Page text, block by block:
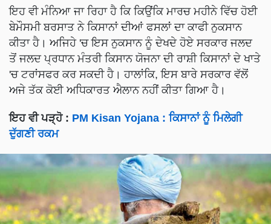
ਇਹ ਵੀ ਮੰਨਿਆ ਜਾ ਰਿਹਾ ਹੈ ਕਿ ਕਿਉਂਕਿ ਮਾਰਚ ਮਹੀਨੇ ਵਿੱਚ ਹੋਈ
ਬੇਮੌਸਮੀ ਬਰਸਾਤ ਨੇ ਕਿਸਾਨਾਂ ਦੀਆਂ ਫਸਲਾਂ ਦਾ ਕਾਫੀ ਨੁਕਸਾਨ
ਕੀਤਾ ਹੈ। ਅਜਿਹੇ 'ਚ ਇਸ ਨੁਕਸਾਨ ਨੂੰ ਦੇਖਦੇ ਹੋਏ ਸਰਕਾਰ ਜਲਦ
ਤੋਂ ਜਲਦ ਪ੍ਰਧਾਨ ਮੰਤਰੀ ਕਿਸਾਨ ਯੋਜਨਾ ਦੀ ਰਾਸ਼ੀ ਕਿਸਾਨਾਂ ਦੇ ਖਾਤੇ
'ਚ ਟਰਾਂਸਫਰ ਕਰ ਸਕਦੀ ਹੈ। ਹਾਲਾਂਕਿ, ਇਸ ਬਾਰੇ ਸਰਕਾਰ ਵੱਲੋਂ
ਅਜੇ ਤੱਕ ਕੋਈ ਅਧਿਕਾਰਤ ਐਲਾਨ ਨਹੀਂ ਕੀਤਾ ਗਿਆ ਹੈ।
ਇਹ ਵੀ ਪੜ੍ਹੋ : PM Kisan Yojana : ਕਿਸਾਨਾਂ ਨੂੰ ਮਿਲੇਗੀ
ਦੁੱਗਣੀ ਰਕਮ